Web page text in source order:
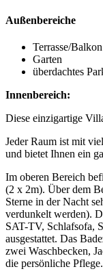
Außenbereiche
Terrasse/Balkon
Garten
überdachtes
Innenbereich:
Diese einzigartige
Jeder Raum ist mit
und bietet Ihnen ein
Im oberen Bereich
(2 x 2m). Über dem
Sterne in der Nacht
verdunkelt werden).
SAT-TV, Schlafsofa,
ausgestattet. Das
zwei Waschbecken,
die persönliche Pflege.